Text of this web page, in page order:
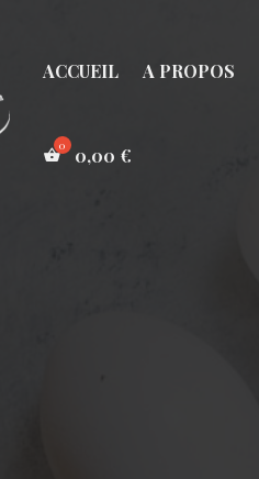
ACCUEIL A PROPOS
0,00 €